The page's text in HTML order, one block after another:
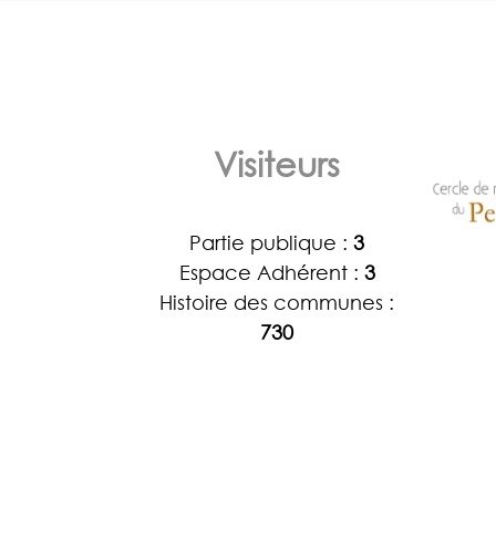
Visiteurs
Partie publique : 3
Espace Adhérent : 3
Histoire des communes :
730